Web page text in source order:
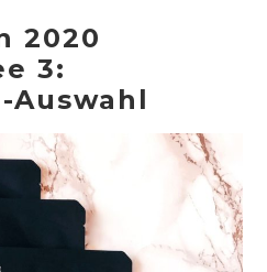
2020
3:
Auswahl